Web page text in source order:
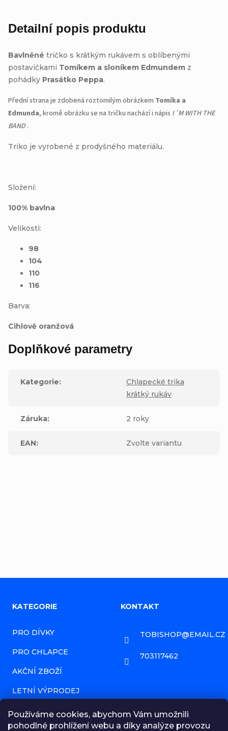
Používáme cookies, abychom Vám umožnili
pohodlné prohlížení webu a díky analýze provozu
Detailní popis produktu
Bavlněné tričko s krátkým rukávem s oblíbenými
postavičkami Tomíkem a sloníkem Edmundem z
pohádky Prasátko Peppa.
Přední strana je zdobená roztomilým obrázkem Tomíka a
Edmunda, kromě obrázku se na tričku nachází i nápis I´M WITH THE
BAND.
Triko je vyrobené z prodyšného materiálu.
Složení:
100% bavlna
Velikosti:
98
104
110
116
Barva:
Cihlově oranžová
Doplňkové parametry
Kategorie:
Chlapecké trika
krátký rukáv
Záruka: 2 roky
EAN: Zvolte variantu
í
KATEGORIE
PRO DÍVKY
PRO CHLAPCE
AKČNÍ ZBOŽÍ
LETNÍ VÝPRODEJ
PRODÁVANÉ ZNAČKY
KONTAKT
TOBISHOP@EMAIL.CZ
703117462